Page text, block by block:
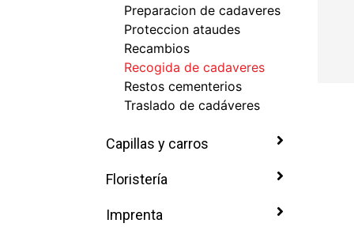
Preparacion de cadaveres
Proteccion ataudes
Recambios
Recogida de cadaveres
Restos cementerios
Traslado de cadáveres
Capillas y carros
Floristería
Imprenta